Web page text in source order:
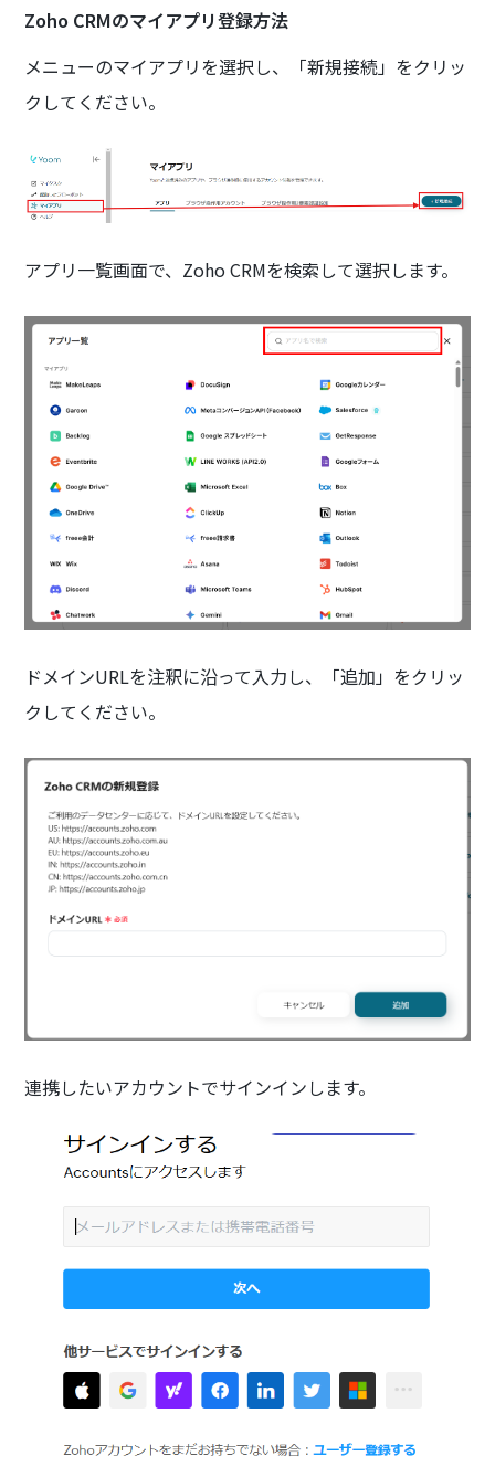
Zoho CRMのマイアプリ登録方法
メニューのマイアプリを選択し、「新規接続」をクリッ
クしてください。
アプリ一覧画面で、Zoho CRMを検索して選択します。
ドメインURLを注釈に沿って入力し、「追加」をクリッ
クしてください。
連携したいアカウントでサインインします。